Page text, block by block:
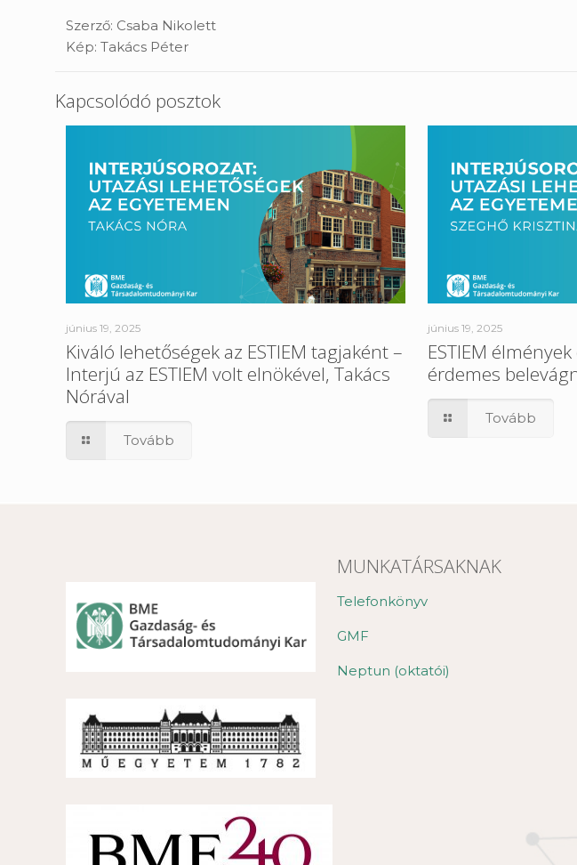
Szerző: Csaba Nikolett
Kép: Takács Péter
Kapcsolódó posztok
június 19, 2025
Kiváló lehetőségek az ESTIEM tagjaként –
Interjú az ESTIEM volt elnökével, Takács
Nórával
Tovább
június 19, 2025
ESTIEM
érdemes
Tovább
MUNKATÁRSAKNAK
Telefonkönyv
GMF
Neptun (oktatói)